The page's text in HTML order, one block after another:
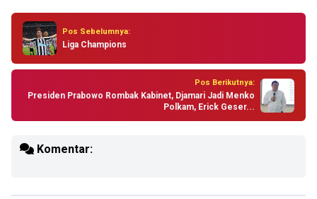
Pos Sebelumnya:
Liga Champions
Pos Berikutnya:
Presiden Prabowo Rombak Kabinet, Djamari Jadi Menko
Polkam, Erick Geser...
Komentar: